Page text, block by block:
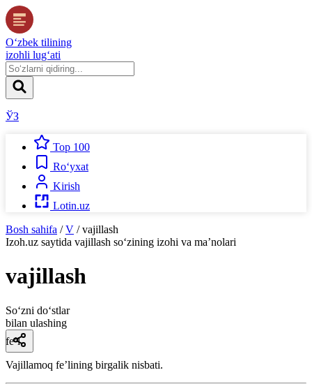
O‘zbek tilining
izohli lug‘ati
ЎЗ
Top 100
Ro‘yxat
Kirish
Lotin.uz
Bosh sahifa / V / vajillash
Izoh.uz saytida vajillash so‘zining izohi va ma’nolari
vajillash
So‘zni do‘stlar
bilan ulashing
fe’l
Vajillamoq feʼlining birgalik nisbati.